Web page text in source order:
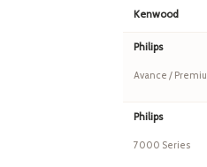
Kenwood
Philips
Avance /
Philips
7000 Series